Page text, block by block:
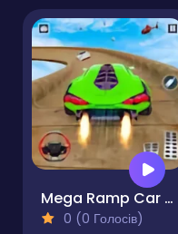
Mega Ramp Car Stunt Games 3D
0 (0 Голосів)